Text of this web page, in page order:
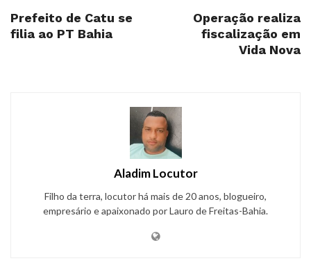
Prefeito de Catu se
filia ao PT Bahia
Operação realiza
fiscalização em
Vida Nova
Aladim Locutor
Filho da terra, locutor há mais de 20 anos, blogueiro,
empresário e apaixonado por Lauro de Freitas-Bahia.